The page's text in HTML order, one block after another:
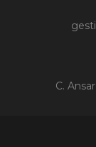
C.